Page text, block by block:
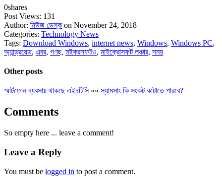
0shares
Post Views: 131
Author: নিউজ ডেস্ক on November 24, 2018
Categories: Technology News
Tags: Download Windows, internet news, Windows, Windows PC,
অ্যান্ড্রয়েড, এবর, গণছ, মইকরসফটও, মাইক্রোসফট লঞ্চার, সময়
Other posts
স্মার্টফোন ব্যবসায় থাকছে এইচটিসি«»স্যামসাং কি সংকট কাটাতে পারবে?
Comments
So empty here ... leave a comment!
Leave a Reply
You must be logged in to post a comment.